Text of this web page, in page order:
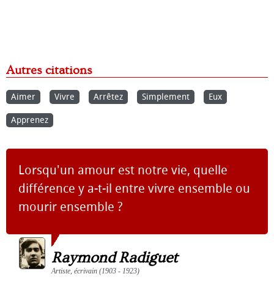
Autres citations
Aimer Vivre Arrêtez Simplement Eux
Apprenez
Lorsqu'un amour est notre vie, quelle
différence y a-t-il entre vivre ensemble ou
mourir ensemble ?
Raymond Radiguet
Artiste, écrivain (1903 - 1923)